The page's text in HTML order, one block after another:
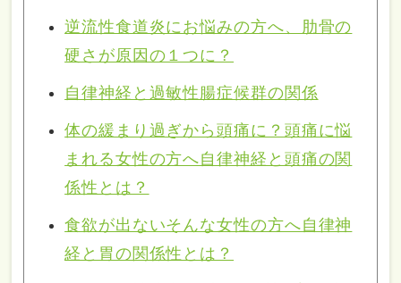
逆流性食道炎にお悩みの方へ、肋骨の
硬さが原因の１つに？
自律神経と過敏性腸症候群の関係
体の緩まり過ぎから頭痛に？頭痛に悩
まれる女性の方へ自律神経と頭痛の関
係性とは？
食欲が出ないそんな女性の方へ自律神
経と胃の関係性とは？